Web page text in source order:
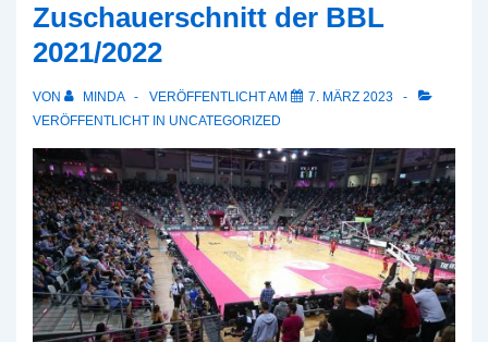
Zuschauerschnitt der BBL
2021/2022
VON MINDA VERÖFFENTLICHT AM
7. MÄRZ 2023
VERÖFFENTLICHT IN UNCATEGORIZED